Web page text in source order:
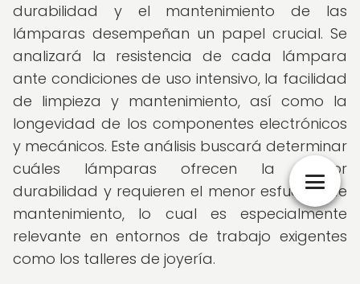
durabilidad y el mantenimiento de las
lámparas desempeñan un papel crucial. Se
analizará la resistencia de cada lámpara
ante condiciones de uso intensivo, la facilidad
de limpieza y mantenimiento, así como la
longevidad de los componentes electrónicos
y mecánicos. Este análisis buscará determinar
cuáles lámparas ofrecen la mayor
durabilidad y requieren el menor esfuerzo de
mantenimiento, lo cual es especialmente
relevante en entornos de trabajo exigentes
como los talleres de joyería.